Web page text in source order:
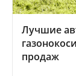
Лучшие
продаж